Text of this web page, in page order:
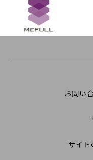
お問い
サイ